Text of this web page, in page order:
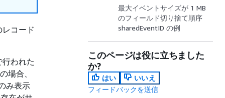
コード
われた
の場合、
み表示
最大イベントサイズが 1 MB
のフィールド切り捨て順序
sharedEventID の例
このページは役に立ちました
か?
はい
いいえ
フィードバックを送信